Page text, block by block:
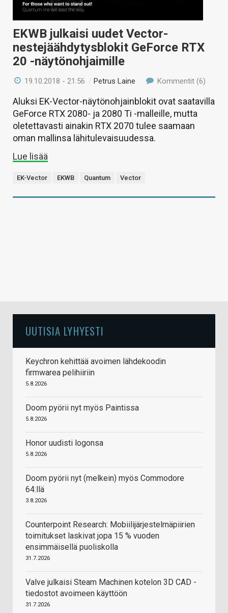
EKWB julkaisi uudet Vector-
nestejäähdytysblokit GeForce RTX
20 -näytönohjaimille
19.10.2018 - 21:56 /Petrus Laine Kommentit (6)
Aluksi EK-Vector-näytönohjainblokit ovat saatavilla
GeForce RTX 2080- ja 2080 Ti -malleille, mutta
oletettavasti ainakin RTX 2070 tulee saamaan
oman mallinsa lähitulevaisuudessa.
Lue lisää
EK-Vector EKWB Quantum Vector
UUTISIA LYHYESTI
Keychron kehittää avoimen lähdekoodin
firmwarea pelihiiriin
5.8.2026
Doom pyörii nyt myös Paintissa
5.8.2026
Honor uudisti logonsa
5.8.2026
Doom pyörii nyt (melkein) myös Commodore
64:llä
3.8.2026
Counterpoint Research: Mobiilijärjestelmäpiirien
toimitukset laskivat jopa 15 % vuoden
ensimmäisellä puoliskolla
31.7.2026
Valve julkaisi Steam Machinen kotelon 3D CAD -
tiedostot avoimeen käyttöön
31.7.2026